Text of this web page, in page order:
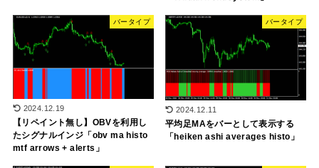
バータイプ
2024.12.19
【リペイント無し】OBVを利用し
たシグナルインジ「obv ma histo
mtf arrows + alerts」
バータイプ
2024.12.11
平均足MAをバーとして表示する
「heiken ashi averages histo」